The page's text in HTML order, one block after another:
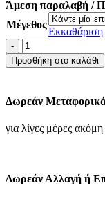
Άμεση παραλαβή /
Μέγεθος
Εκκαθάριση
GANT
T-
SHIRT
ΒΑΜΒΑΚΕΡΗ
ΑΝΔΡΙΚΗ-
ΑΠΑΛΟ
Προσθήκη στο καλάθι
Δωρεάν
για λίγες μέρες ακόμη
Δωρεάν Αλλαγή ή